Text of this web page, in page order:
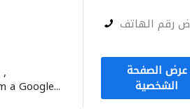
a Google...
رقم الهاتف
عرض الصفحة
الشخصية